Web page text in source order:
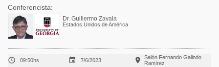
Conferencista:
Dr. Guillermo Zavala
Estados Unidos de América
 09:50hs  7/6/2023 
Salón Fernando Galindo
Ramírez